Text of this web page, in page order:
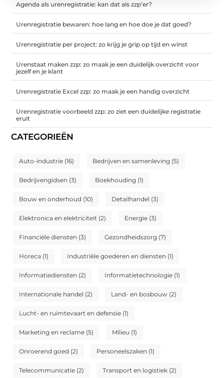
Agenda als urenregistratie: kan dat als zzp’er?
Urenregistratie bewaren: hoe lang en hoe doe je dat goed?
Urenregistratie per project: zo krijg je grip op tijd en winst
Urenstaat maken zzp: zo maak je een duidelijk overzicht voor
jezelf en je klant
Urenregistratie Excel zzp: zo maak je een handig overzicht
Urenregistratie voorbeeld zzp: zo ziet een duidelijke registratie
eruit
CATEGORIEËN
Auto-industrie (16) Bedrijven en samenleving (5)
Bedrijvengidsen (3) Boekhouding (1)
Bouw en onderhoud (10) Detailhandel (3)
Elektronica en elektriciteit (2) Energie (3)
Financiële diensten (3) Gezondheidszorg (7)
Horeca (1) Industriële goederen en diensten (1)
Informatiediensten (2) Informatietechnologie (1)
Internationale handel (2) Land- en bosbouw (2)
Lucht- en ruimtevaart en defensie (1)
Marketing en reclame (5) Milieu (1)
Onroerend goed (2) Personeelszaken (1)
Telecommunicatie (2) Transport en logistiek (2)